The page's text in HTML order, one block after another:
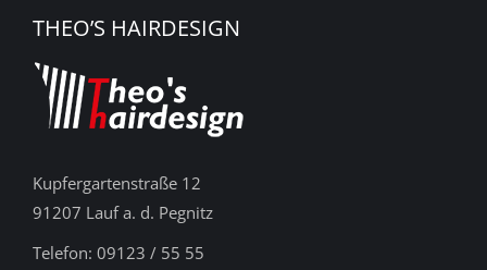
THEO’S HAIRDESIGN
Kupfergartenstraße 12
91207 Lauf a. d. Pegnitz
Telefon: 09123 / 55 55